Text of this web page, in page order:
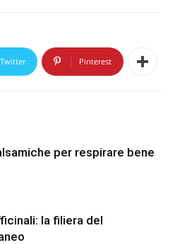
Twitter Pinterest
per respirare bene
la filiera del